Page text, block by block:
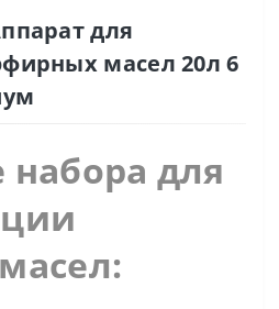
для
масел 20л 6
для